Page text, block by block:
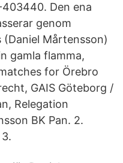
Den ena
genom
Mårtensson)
gamla flamma,
for Örebro
GAIS Göteborg /
Relegation
BK Pan. 2.